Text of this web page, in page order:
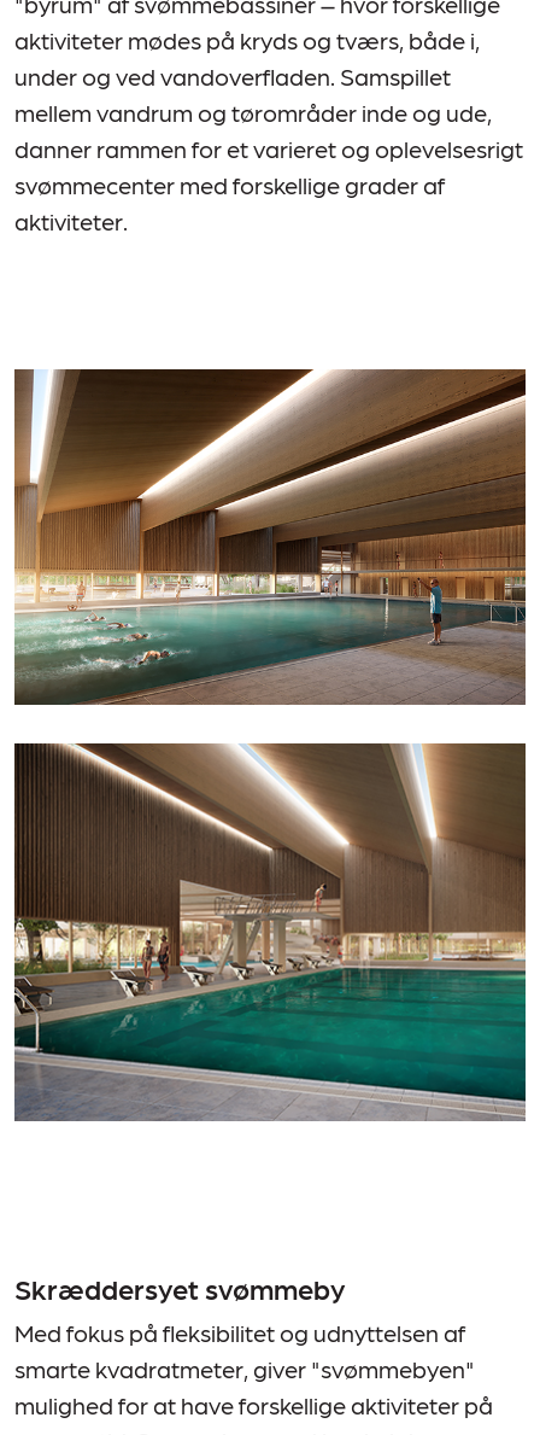
aktiviteter mødes på kryds og tværs, både i,
under og ved vandoverfladen. Samspillet
mellem vandrum og tørområder inde og ude,
danner rammen for et varieret og oplevelsesrigt
svømmecenter med forskellige grader af
aktiviteter.
Skræddersyet svømmeby
Med fokus på fleksibilitet og udnyttelsen af
smarte kvadratmeter, giver "svømmebyen"
mulighed for at have forskellige aktiviteter på